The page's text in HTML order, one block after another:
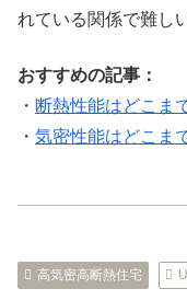
れている関係で難し
おすすめの記事：
・ 断熱性能はどこま
・ 気密性能はどこま
高気密高断熱住宅